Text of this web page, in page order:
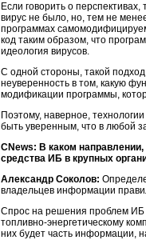
Если говорить о
вирус не было, но, тем не
программах
код таким образом, что
идеология вирусов.
С одной стороны, такой
неуверенность в том, какую
модификации программы,
Поэтому, наверное,
быть уверенным, что в любой
CNews: В каком
средства ИБ в крупных
Александр Соколов:
владельцев информации
Спрос на решения проблем ИБ
топливно-энергетическому
них будет часть информации,